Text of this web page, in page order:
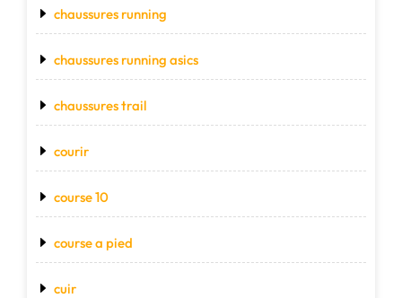
chaussures running
chaussures running asics
chaussures trail
courir
course 10
course a pied
cuir